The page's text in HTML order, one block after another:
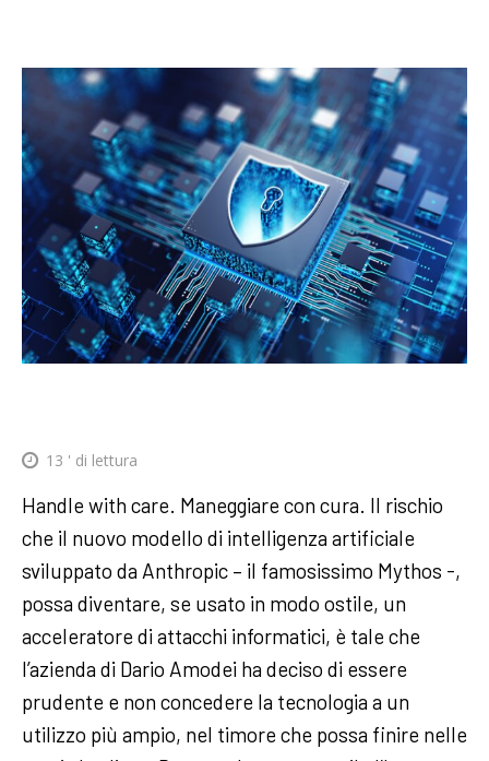
13 ' di lettura
Handle with care. Maneggiare con cura. Il rischio
che il nuovo modello di intelligenza artificiale
sviluppato da Anthropic – il famosissimo Mythos -,
possa diventare, se usato in modo ostile, un
acceleratore di attacchi informatici, è tale che
l’azienda di Dario Amodei ha deciso di essere
prudente e non concedere la tecnologia a un
utilizzo più ampio, nel timore che possa finire nelle